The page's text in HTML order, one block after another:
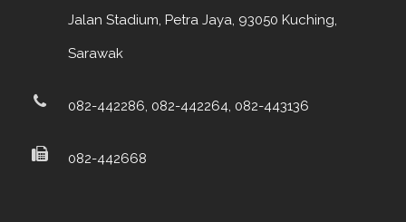
Jalan Stadium, Petra Jaya, 93050 Kuching,
Sarawak
082-442286, 082-442264, 082-443136
082-442668